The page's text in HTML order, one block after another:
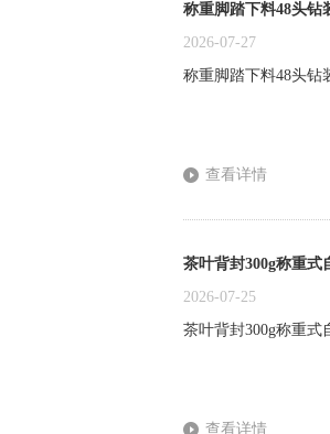
称重脚踏下料48头钻
2026-07-27
称重脚踏下料48头钻
查看详情
茶叶背封300g称重式
2026-07-25
茶叶背封300g称重
查看详情